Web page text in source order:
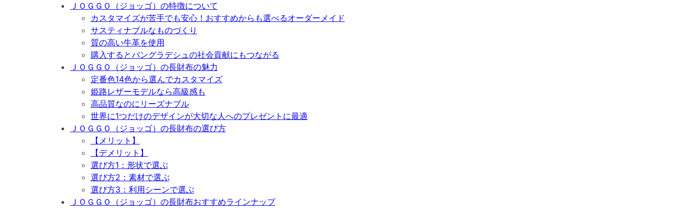
ＪＯＧＧＯ（ジョッゴ）の特徴について
カスタマイズが苦手でも安心！おすすめからも選べるオーダーメイド
サスティナブルなものづくり
質の高い牛革を使用
購入するとバングラデシュの社会貢献にもつながる
ＪＯＧＧＯ（ジョッゴ）の長財布の魅力
定番色14色から選んでカスタマイズ
姫路レザーモデルなら高級感も
高品質なのにリーズナブル
世界に1つだけのデザインが大切な人へのプレゼントに最適
ＪＯＧＧＯ（ジョッゴ）の長財布の選び方
【メリット】
【デメリット】
選び方1：形状で選ぶ
選び方2：素材で選ぶ
選び方3：利用シーンで選ぶ
ＪＯＧＧＯ（ジョッゴ）の長財布おすすめラインナップ